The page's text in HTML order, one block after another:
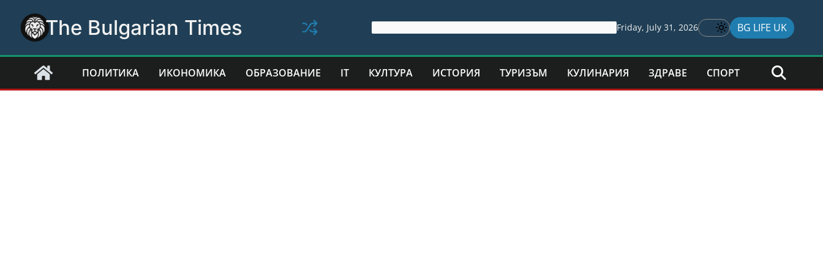
content
The Bulgarian Times Friday, July 31, 2026 BG LIFE UK
ПОЛИТИКА ИКОНОМИКА ОБРАЗОВАНИЕ IT КУЛТУРА ИСТОРИЯ ТУРИЗЪМ КУЛИНАРИЯ ЗДРАВЕ СПОРТ